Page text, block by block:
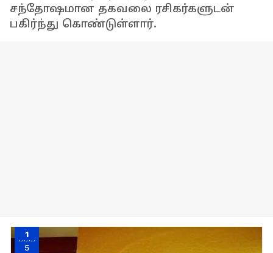
சந்தோஷமான தகவலை ரசிகர்களுடன்
பகிர்ந்து கொண்டுள்ளார்.
1
5